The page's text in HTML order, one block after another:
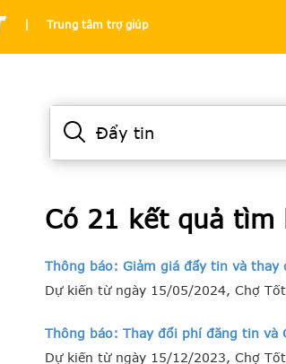
Trung tâm trợ giúp
Có 21 kết quả tìm
Thông báo: Giảm giá đẩy tin và
Dự kiến từ ngày 15/05/2024, Chợ
Thông báo: Thay đổi phí đăng tin
Dự kiến từ ngày 15/12/2023, Chợ